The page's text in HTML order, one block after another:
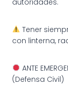
Tener
con linterna,
ANTE
(Defensa Civil)